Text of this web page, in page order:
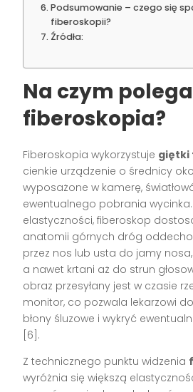
Podsumowanie – czego się
fiberoskopii?
Źródła:
Na czym polega
fiberoskopia?
Fiberoskopia wykorzystuje giętki
cienkie urządzenie o średnicy
wyposażone w kamerę,
ewentualnego pobrania wycinka.
elastyczności, fiberoskop
anatomii górnych dróg
przez nos lub usta do jamy
a nawet krtani aż do strun
obraz przesyłany jest w czasie
monitor, co pozwala lekarzowi
błony śluzowe i wykryć
[6].
Z technicznego punktu widzenia
wyróżnia się większą